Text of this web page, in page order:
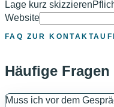
Lage kurz skizzieren
Website
FAQ ZUR
Häufige Fragen
Muss ich vor dem